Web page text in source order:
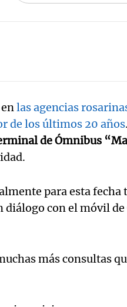
las agencias
de los últimos 20 años
de Ómnibus
para esta fecha
diálogo con el móvil de
más consultas